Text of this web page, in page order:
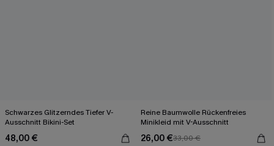
Schwarzes Glitzerndes Tiefer V-
Ausschnitt Bikini-Set
48,00 €
Reine Baumwolle Rückenfreies
Minikleid mit V-Ausschnitt
26,00 €33,00 €